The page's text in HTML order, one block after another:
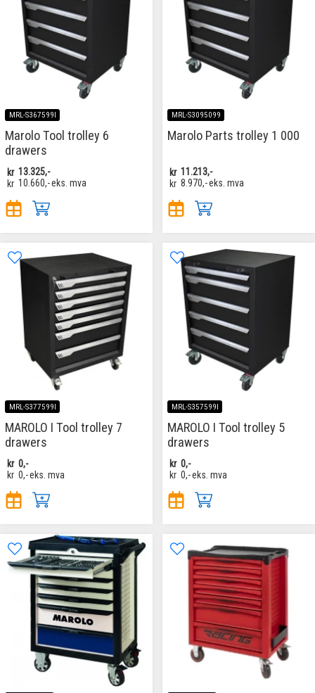
MRL-S367599I
Marolo Tool trolley 6
drawers
kr 13.325,-
kr 10.660,-eks. mva
MRL-S3095099
Marolo Parts trolley 1 000
kr 11.213,-
kr 8.970,-eks. mva
MRL-S377599I
MAROLO I Tool trolley 7
drawers
kr 0,-
kr 0,-eks. mva
MRL-S357599I
MAROLO I Tool trolley 5
drawers
kr 0,-
kr 0,-eks. mva